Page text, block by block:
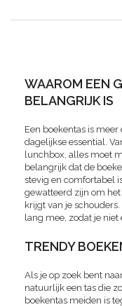
WAAROM EEN
BELANGRIJK IS
Een boekentas is meer
dagelijkse essential.
lunchbox, alles moet
belangrijk dat de
stevig en comfortabel
gewatteerd zijn om
krijgt van je
lang mee, zodat je niet
TRENDY
Als je op zoek bent
natuurlijk een tas die
boekentas meiden is